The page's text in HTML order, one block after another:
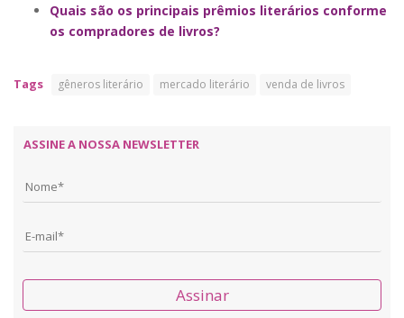
Quais são os principais prêmios literários conforme
os compradores de livros?
Tags gêneros literário mercado literário venda de livros
ASSINE A NOSSA NEWSLETTER
Assinar